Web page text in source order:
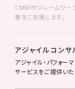
CMMIやフレームワー
善をご支援します。
アジャイルコンサ
アジャイル・パフォー
サービスをご提供いた